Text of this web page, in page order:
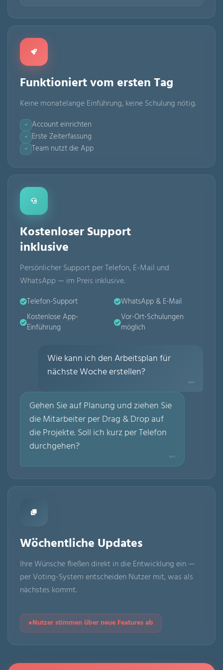
Funktioniert vom ersten Tag
Keine monatelange Einführung, keine Schulung nötig.
Account einrichten
Erste Zeiterfassung
Team nutzt die App
Kostenloser Support
inklusive
Persönlicher Support per Telefon, E-Mail und
WhatsApp — im Preis inklusive.
Telefon-Support
WhatsApp & E-Mail
Kostenlose App-
Einführung
Vor-Ort-Schulungen
möglich
Wie kann ich den Arbeitsplan für
nächste Woche erstellen?
09:14
Gehen Sie auf Planung und ziehen Sie
die Mitarbeiter per Drag & Drop auf
die Projekte. Soll ich kurz per Telefon
durchgehen?
09:21
Wöchentliche Updates
Ihre Wünsche fließen direkt in die Entwicklung ein —
per Voting-System entscheiden Nutzer mit, was als
nächstes kommt.
Nutzer stimmen über neue Features ab